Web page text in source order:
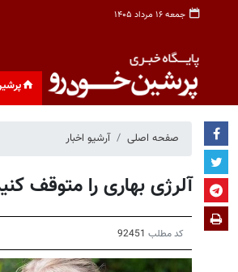
جمعه ۱۶ مرداد ۱۴۰۵
صفحه اصلی آرشیو اخبار
آلرژی بهاری را متوقف
کد مطلب 92451